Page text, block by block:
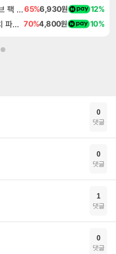
디제이맥스 리스펙트 V 블루아카이브 팩 DJMAX RESPECT V Blue Archive Pack DLC65%6,930원 12%
더 킹 오브 파이터즈 98 얼티밋 매치 파이널 에디션 THE KING OF FIGHTERS 98 ULTIMATE MATCH FINAL EDITION 70%4,800원 10%
0
댓글
0
댓글
1
댓글
0
댓글